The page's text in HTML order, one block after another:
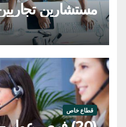
مستشارين
قطاع خاص